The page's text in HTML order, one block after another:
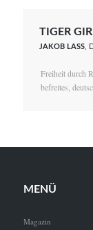
TIGER
JAKOB LASS ,
Freiheit durch
befreites,
MENÜ
Magazin